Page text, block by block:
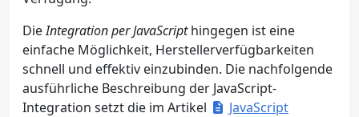
DieIntegration per JavaScripthingegen ist eine
einfache Möglichkeit, Herstellerverfügbarkeiten
schnell und effektiv einzubinden. Die nachfolgende
ausführliche Beschreibung der JavaScript-
Integration setzt die im Artikel
JavaScript